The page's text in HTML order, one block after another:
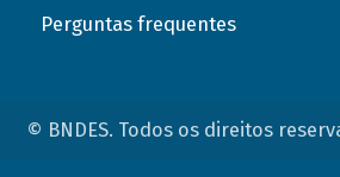
Perguntas frequentes
© BNDES. Todos os direitos